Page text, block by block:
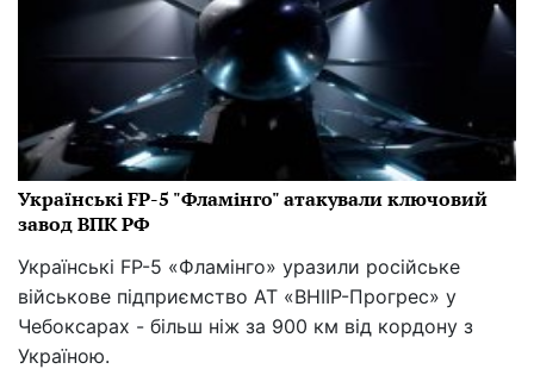
Українські FP-5 "Фламінго" атакували ключовий
завод ВПК РФ
Українські FP-5 «Фламінго» уразили російське
військове підприємство АТ «ВНІІР-Прогрес» у
Чебоксарах - більш ніж за 900 км від кордону з
Україною.